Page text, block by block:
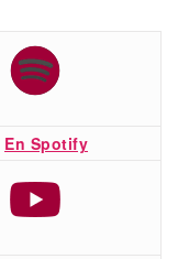
En Spotify